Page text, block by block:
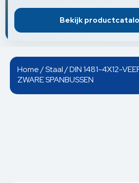
Bekijk
Home/Staal/ DIN 1481-4X12-
ZWARE SPANBUSSEN